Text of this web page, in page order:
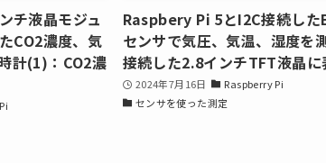
チ液晶モジュ
CO2濃度、気
計(1)：CO2濃
Raspbery Pi 5とI2C接続した
センサで気圧、気温、湿度を
接続した2.8インチTFT液晶に
2024年7月16日
Raspberry Pi
センサを使った測定